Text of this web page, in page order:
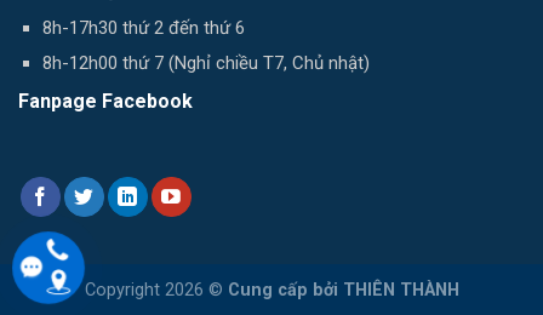
8h-17h30 thứ 2 đến thứ 6
8h-12h00 thứ 7 (Nghỉ chiều T7, Chủ nhật)
Fanpage Facebook
Copyright 2026 © Cung cấp bởi THIÊN THÀNH